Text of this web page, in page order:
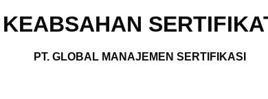
KEABSAHAN
PT. GLOBAL MANAJEMEN SERTIFIKASI